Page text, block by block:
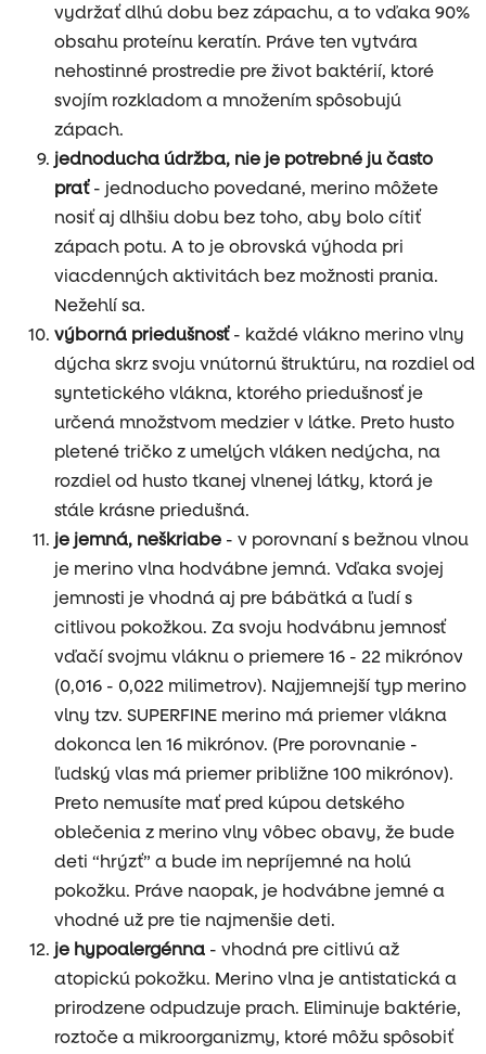
vydržať dlhú dobu bez zápachu, a to vďaka 90%
obsahu proteínu keratín. Práve ten vytvára
nehostinné prostredie pre život baktérií, ktoré
svojím rozkladom a množením spôsobujú
zápach.
jednoducha údržba, nie je potrebné ju často
prať- jednoducho povedané, merino môžete
nosiť aj dlhšiu dobu bez toho, aby bolo cítiť
zápach potu. A to je obrovská výhoda pri
viacdenných aktivitách bez možnosti prania.
Nežehlí sa.
výborná priedušnosť- každé vlákno merino vlny
dýcha skrz svoju vnútornú štruktúru, na rozdiel od
syntetického vlákna, ktorého priedušnosť je
určená množstvom medzier v látke. Preto husto
pletené tričko z umelých vláken nedýcha, na
rozdiel od husto tkanej vlnenej látky, ktorá je
stále krásne priedušná.
je jemná, neškriabe - v porovnaní s bežnou vlnou
je merino vlna hodvábne jemná. Vďaka svojej
jemnosti je vhodná aj pre bábätká a ľudí s
citlivou pokožkou. Za svoju hodvábnu jemnosť
vďačí svojmu vláknu o priemere 16 - 22 mikrónov
(0,016 - 0,022 milimetrov). Najjemnejší typ merino
vlny tzv. SUPERFINE merino má priemer vlákna
dokonca len 16 mikrónov. (Pre porovnanie -
ľudský vlas má priemer približne 100 mikrónov).
Preto nemusíte mať pred kúpou detského
oblečenia z merino vlny vôbec obavy, že bude
deti “hrýzť” a bude im nepríjemné na holú
pokožku. Práve naopak, je hodvábne jemné a
vhodné už pre tie najmenšie deti.
je hypoalergénna - vhodná pre citlivú až
atopickú pokožku. Merino vlna je antistatická a
prirodzene odpudzuje prach. Eliminuje baktérie,
roztoče a mikroorganizmy, ktoré môžu spôsobiť